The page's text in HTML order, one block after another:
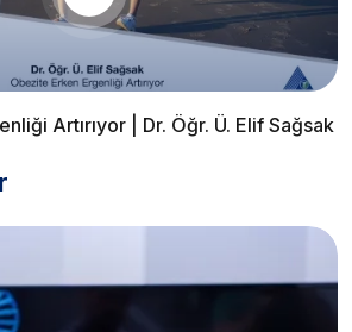
Artırıyor | Dr. Öğr. Ü. Elif Sağsak